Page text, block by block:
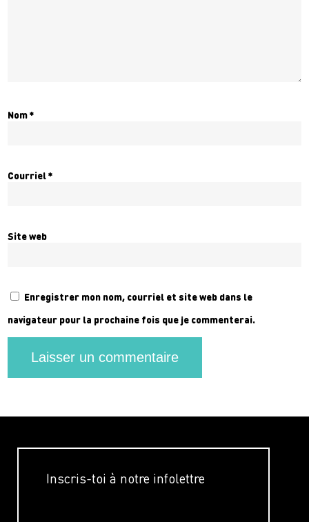
Nom*
Courriel*
Site web
Enregistrer mon nom, courriel et site web dans le
navigateur pour la prochaine fois que je commenterai.
Inscris-toi à notre infolettre